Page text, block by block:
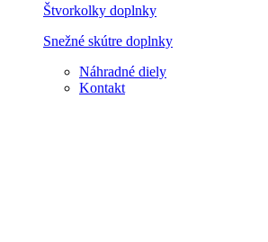
Štvorkolky doplnky
Snežné skútre doplnky
Náhradné diely
Kontakt